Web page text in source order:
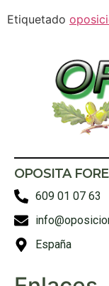
Etiquetado
OPOSITA
609 01 07 63
España